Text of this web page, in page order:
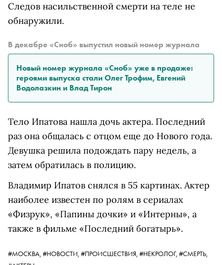
Следов насильственной смерти на теле не
обнаружили.
В декабре «Сноб» выпустил новый номер журнала
Новый номер журнала «Сноб» уже в продаже:
героями выпуска стали Олег Трофим, Евгений
Водолазкин и Влад Тирон
Тело Ипатова нашла дочь актера. Последний
раз она общалась с отцом еще до Нового года.
Девушка решила подождать пару недель, а
затем обратилась в полицию.
Владимир Ипатов снялся в 55 картинах. Актер
наиболее известен по ролям в сериалах
«Физрук», «Папины дочки» и «Интерны», а
также в фильме «Последний богатырь».
#МОСКВА, #НОВОСТИ, #ПРОИСШЕСТВИЯ, #НЕКРОЛОГ, #СМЕРТЬ,